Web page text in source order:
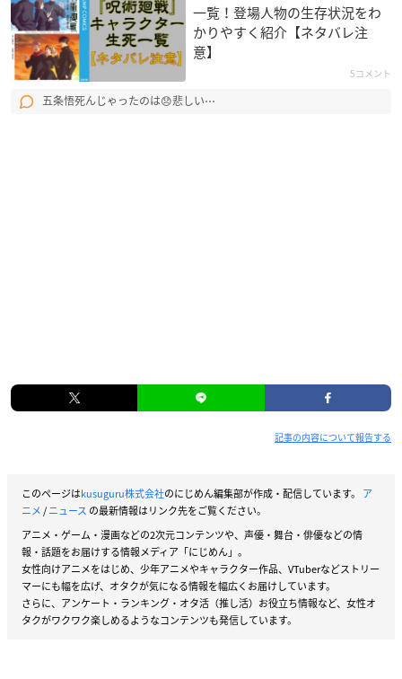
一覧！登場人物の生存状況をわ
かりやすく紹介【ネタバレ注
意】
5コメント
五条悟死んじゃったのは😞悲しい⋯
記事の内容について報告する
このページはkusuguru株式会社のにじめん編集部が作成・配信しています。 ア
ニメ/ニュース の最新情報はリンク先をご覧ください。
アニメ・ゲーム・漫画などの2次元コンテンツや、声優・舞台・俳優などの情
報・話題をお届けする情報メディア「にじめん」。
女性向けアニメをはじめ、少年アニメやキャラクター作品、VTuberなどストリー
マーにも幅を広げ、オタクが気になる情報を幅広くお届けしています。
さらに、アンケート・ランキング・オタ活（推し活）お役立ち情報など、女性オ
タクがワクワク楽しめるようなコンテンツも発信しています。